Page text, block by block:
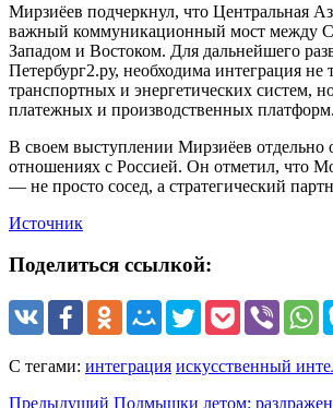
Мирзиёев подчеркнул, что Центральная
важный коммуникационный мост между
Западом и Востоком. Для дальнейшего
Петербург2.ру, необходима интеграция не
транспортных и энергетических систем,
платежных и производственных платформ.
В своем выступлении Мирзиёев отдельно
отношениях с Россией. Он отметил, что
— не просто сосед, а стратегический
Источник
Поделиться ссылкой:
С тегами: интеграция искусственный
Предыдущий Подмышки летом: